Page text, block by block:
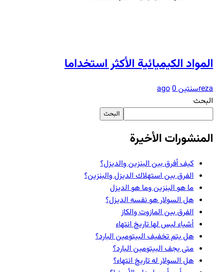
المواد الكيميائية الأكثر استخداما
rezaسنتين ago0
البحث
البحث
المنشورات الأخيرة
كيف أفرق بين البنزين والديزل؟
الفرق بين استهلاك الديزل والبنزين؟
ما هو البنزين وما هو الديزل
هل السولار هو نفسه الديزل؟
الفرق بين المازوت والكاز
أشياء ليس لها تاريخ انتهاء
هل يتم تخفيف البيتومين البارد؟
متى يجف البيتومين البارد؟
هل السولار له تاريخ انتهاء؟